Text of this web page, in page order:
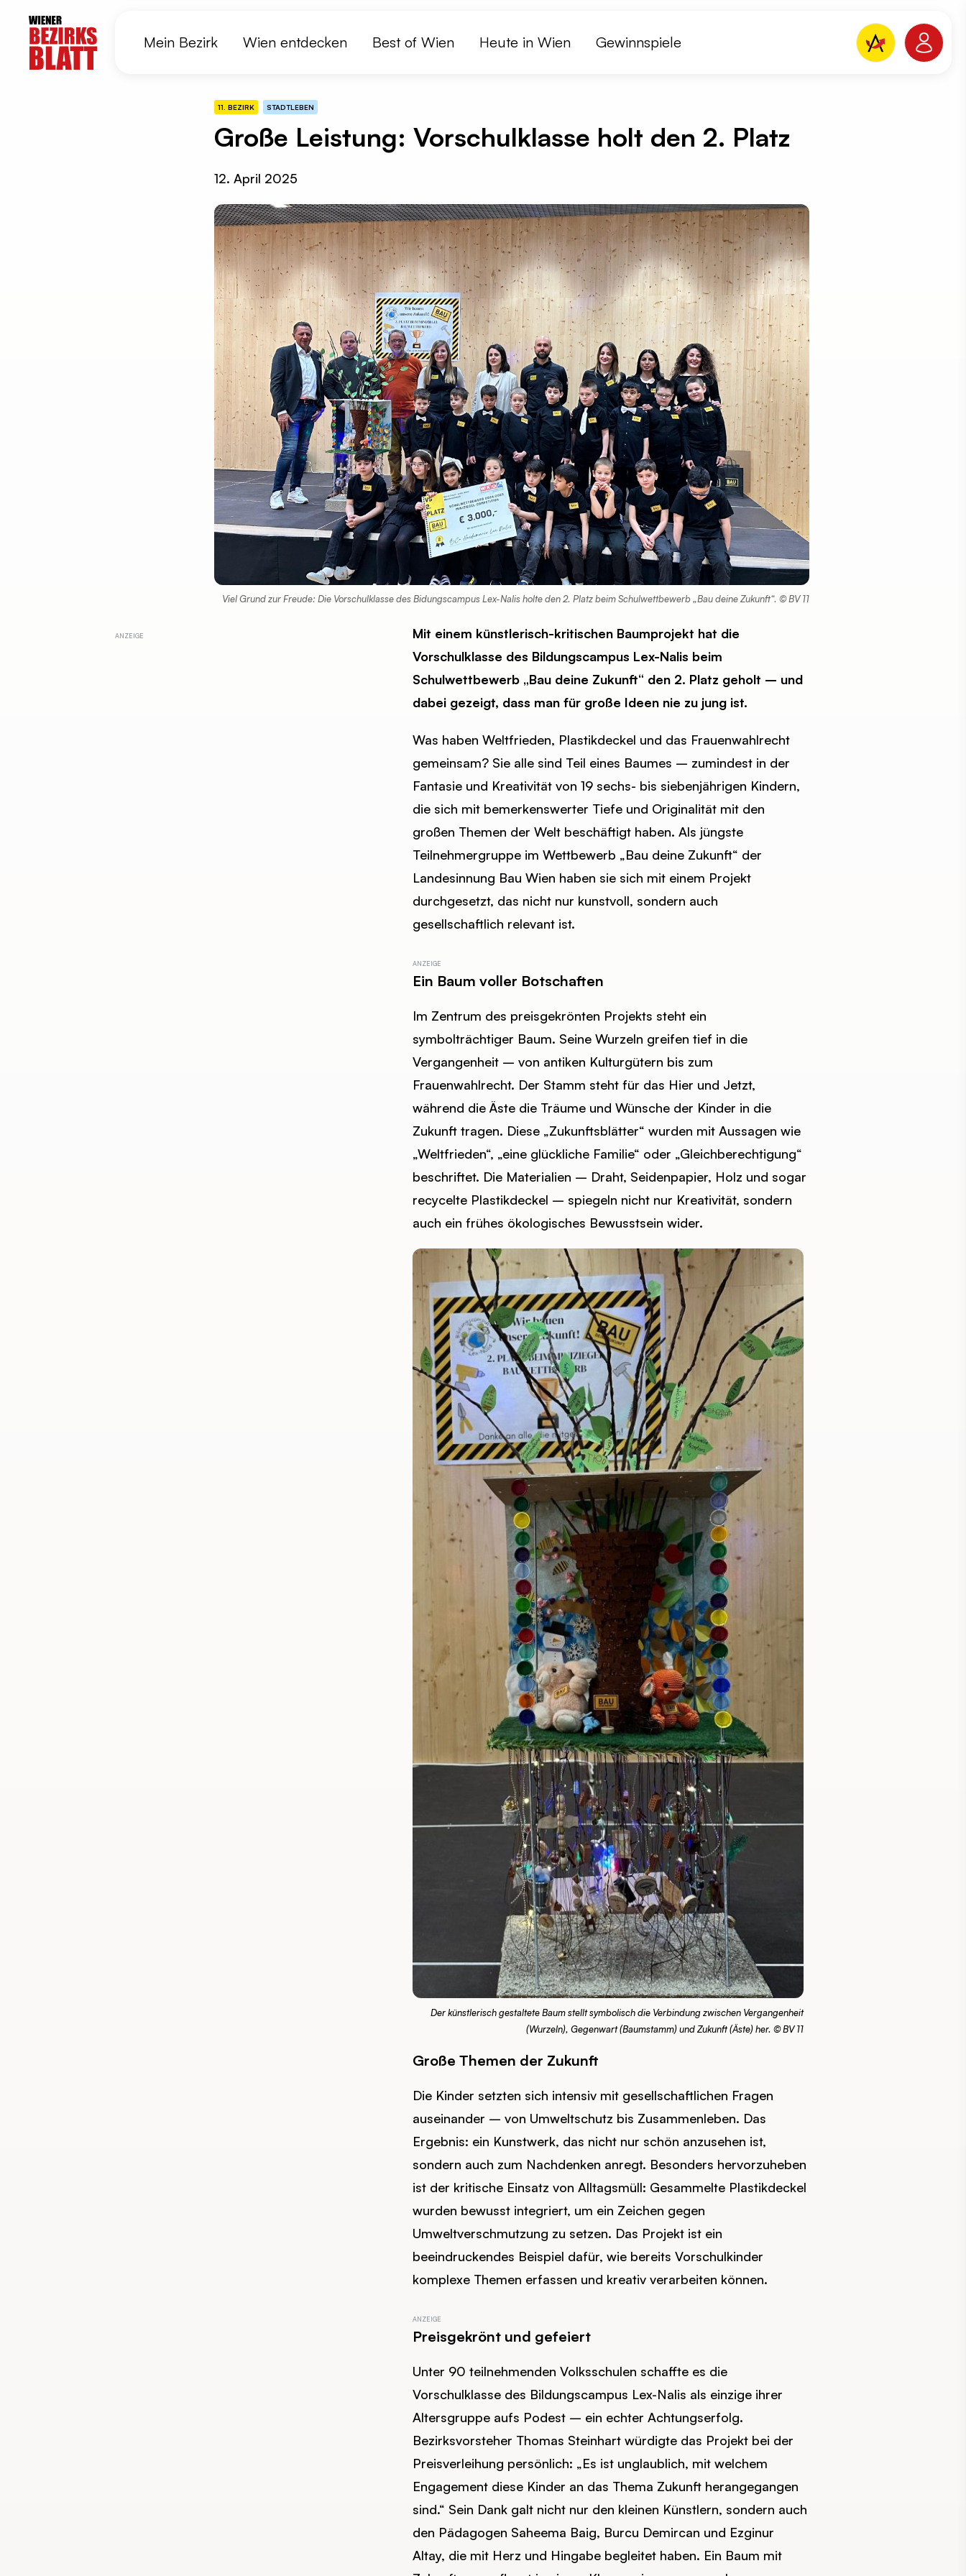
Mein Bezirk Wien entdecken Best of Wien Heute in Wien Gewinnspiele
11. BEZIRK STADTLEBEN
Große Leistung: Vorschulklasse holt den 2. Platz
12. April 2025
Viel Grund zur Freude: Die Vorschulklasse des Bidungscampus Lex-Nalis holte den 2. Platz beim Schulwettbewerb „Bau deine Zukunft“. © BV 11
Mit einem künstlerisch-kritischen Baumprojekt hat die
Vorschulklasse des Bildungscampus Lex-Nalis beim
Schulwettbewerb „Bau deine Zukunft“ den 2. Platz geholt – und
dabei gezeigt, dass man für große Ideen nie zu jung ist.
Was haben Weltfrieden, Plastikdeckel und das Frauenwahlrecht
gemeinsam? Sie alle sind Teil eines Baumes – zumindest in der
Fantasie und Kreativität von 19 sechs- bis siebenjährigen Kindern,
die sich mit bemerkenswerter Tiefe und Originalität mit den
großen Themen der Welt beschäftigt haben. Als jüngste
Teilnehmergruppe im Wettbewerb „Bau deine Zukunft“ der
Landesinnung Bau Wien haben sie sich mit einem Projekt
durchgesetzt, das nicht nur kunstvoll, sondern auch
gesellschaftlich relevant ist.
Ein Baum voller Botschaften
Im Zentrum des preisgekrönten Projekts steht ein
symbolträchtiger Baum. Seine Wurzeln greifen tief in die
Vergangenheit – von antiken Kulturgütern bis zum
Frauenwahlrecht. Der Stamm steht für das Hier und Jetzt,
während die Äste die Träume und Wünsche der Kinder in die
Zukunft tragen. Diese „Zukunftsblätter“ wurden mit Aussagen wie
„Weltfrieden“, „eine glückliche Familie“ oder „Gleichberechtigung“
beschriftet. Die Materialien – Draht, Seidenpapier, Holz und sogar
recycelte Plastikdeckel – spiegeln nicht nur Kreativität, sondern
auch ein frühes ökologisches Bewusstsein wider.
Der künstlerisch gestaltete Baum stellt symbolisch die Verbindung zwischen Vergangenheit
(Wurzeln), Gegenwart (Baumstamm) und Zukunft (Äste) her. © BV 11
Große Themen der Zukunft
Die Kinder setzten sich intensiv mit gesellschaftlichen Fragen
auseinander – von Umweltschutz bis Zusammenleben. Das
Ergebnis: ein Kunstwerk, das nicht nur schön anzusehen ist,
sondern auch zum Nachdenken anregt. Besonders hervorzuheben
ist der kritische Einsatz von Alltagsmüll: Gesammelte Plastikdeckel
wurden bewusst integriert, um ein Zeichen gegen
Umweltverschmutzung zu setzen. Das Projekt ist ein
beeindruckendes Beispiel dafür, wie bereits Vorschulkinder
komplexe Themen erfassen und kreativ verarbeiten können.
Preisgekrönt und gefeiert
Unter 90 teilnehmenden Volksschulen schaffte es die
Vorschulklasse des Bildungscampus Lex-Nalis als einzige ihrer
Altersgruppe aufs Podest – ein echter Achtungserfolg.
Bezirksvorsteher Thomas Steinhart würdigte das Projekt bei der
Preisverleihung persönlich: „Es ist unglaublich, mit welchem
Engagement diese Kinder an das Thema Zukunft herangegangen
sind.“ Sein Dank galt nicht nur den kleinen Künstlern, sondern auch
den Pädagogen Saheema Baig, Burcu Demircan und Ezginur
Altay, die mit Herz und Hingabe begleitet haben. Ein Baum mit